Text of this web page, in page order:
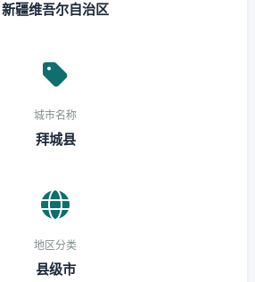
新疆维吾尔自治区
城市名称
拜城县
地区分类
县级市